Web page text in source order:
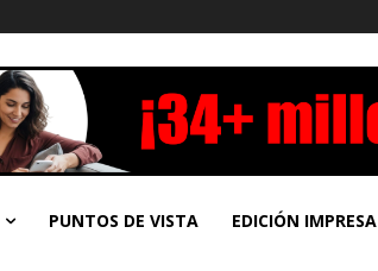
PUNTOS DE VISTA EDICIÓN IMPRESA